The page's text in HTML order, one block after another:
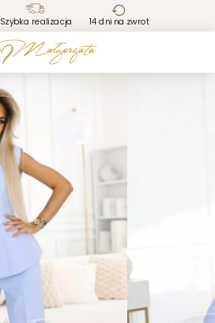
Szybka realizacja 14 dni na zwrot